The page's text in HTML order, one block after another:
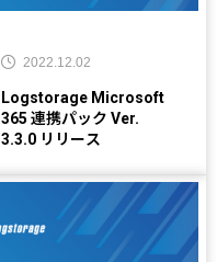
2022.12.02
Logstorage Microsoft
365 連携パック Ver.
3.3.0 リリース